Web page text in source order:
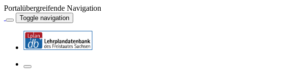
Portalübergreifende Navigation
Toggle navigation